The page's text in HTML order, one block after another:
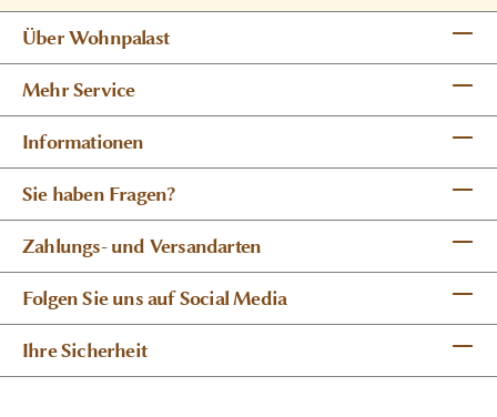
Über Wohnpalast
Mehr Service
Informationen
Sie haben Fragen?
Zahlungs- und Versandarten
Folgen Sie uns auf Social Media
Ihre Sicherheit